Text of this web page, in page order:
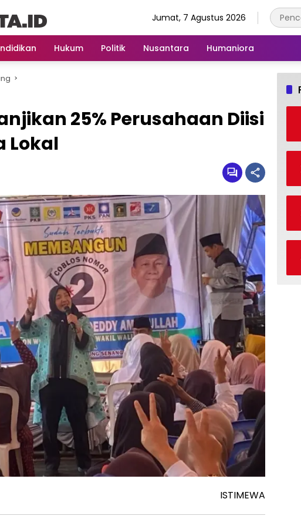
Jumat, 7 Agustus 2026
Hukum Politik Nusantara Humaniora
25% Perusahaan Diisi
Lokal
ISTIMEWA